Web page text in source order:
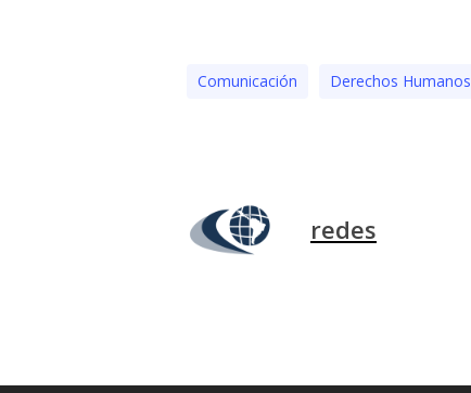
Comunicación Derechos Humanos
redes